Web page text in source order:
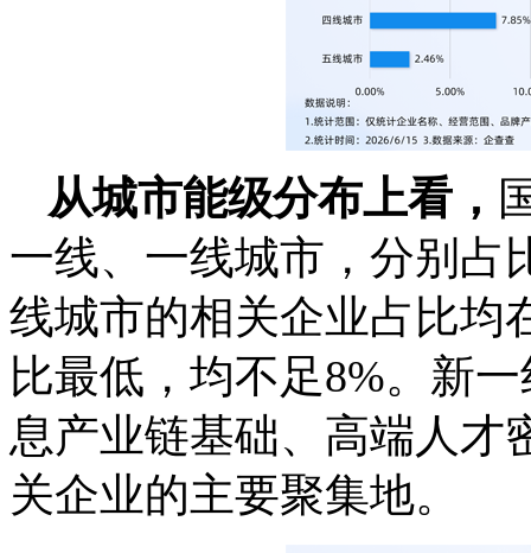
从城市能级分布上看，
一线、一线城市，分别占
线城市的相关企业占比均
比最低，均不足8%。新
息产业链基础、高端人才
关企业的主要聚集地。